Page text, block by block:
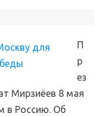
П
р
ез
Мирзиёев 8 мая
в Россию. Об